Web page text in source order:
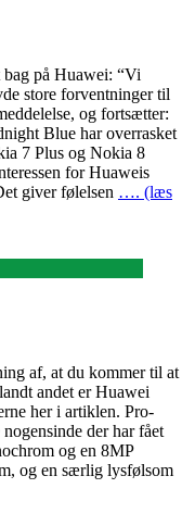
bag på Huawei: “Vi
store forventninger til
og fortsætter:
Blue har overrasket
7 Plus og Nokia 8
for Huaweis
giver følelsen …. (læs
af, at du kommer til at
andet er Huawei
her i artiklen. Pro-
der har fået
og en 8MP
og en særlig lysfølsom